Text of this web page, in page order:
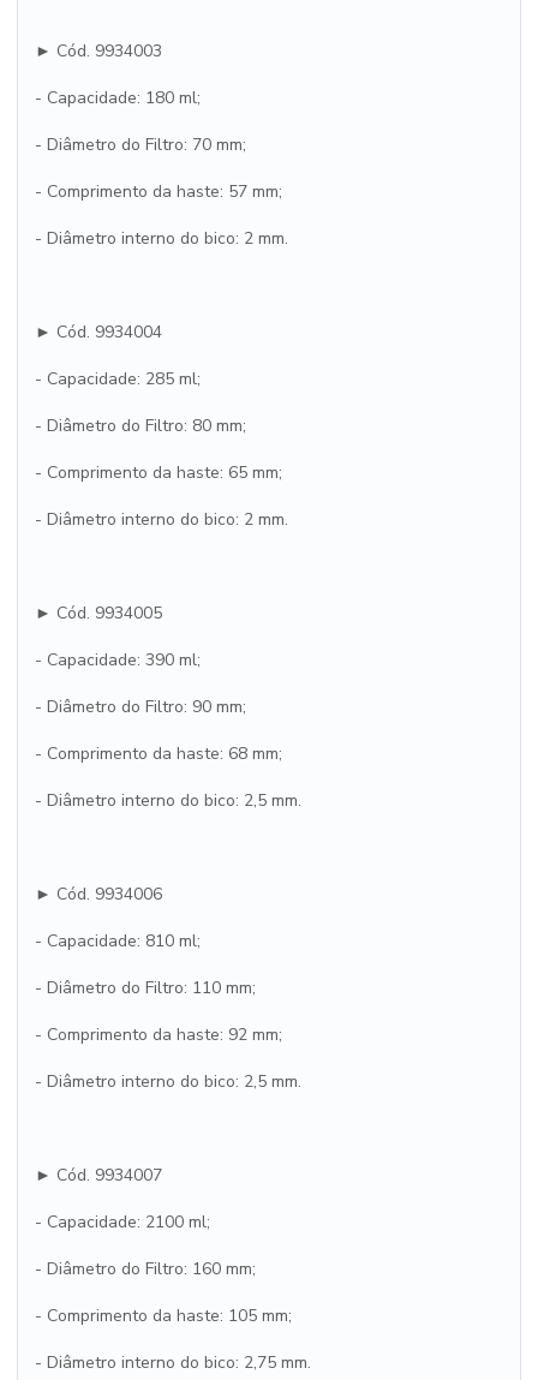
► Cód. 9934003
- Capacidade: 180 ml;
- Diâmetro do Filtro: 70 mm;
- Comprimento da haste: 57 mm;
- Diâmetro interno do bico: 2 mm.
► Cód. 9934004
- Capacidade: 285 ml;
- Diâmetro do Filtro: 80 mm;
- Comprimento da haste: 65 mm;
- Diâmetro interno do bico: 2 mm.
► Cód. 9934005
- Capacidade: 390 ml;
- Diâmetro do Filtro: 90 mm;
- Comprimento da haste: 68 mm;
- Diâmetro interno do bico: 2,5 mm.
► Cód. 9934006
- Capacidade: 810 ml;
- Diâmetro do Filtro: 110 mm;
- Comprimento da haste: 92 mm;
- Diâmetro interno do bico: 2,5 mm.
► Cód. 9934007
- Capacidade: 2100 ml;
- Diâmetro do Filtro: 160 mm;
- Comprimento da haste: 105 mm;
- Diâmetro interno do bico: 2,75 mm.